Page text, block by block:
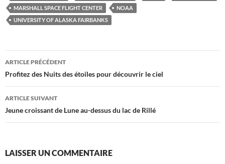
MARSHALL SPACE FLIGHT CENTER
NOAA
UNIVERSITY OF ALASKA FAIRBANKS
Navigation
des
articles
ARTICLE PRÉCÉDENT
Profitez des Nuits des étoiles pour découvrir le ciel
ARTICLE SUIVANT
Jeune croissant de Lune au-dessus du lac de Rillé
LAISSER UN COMMENTAIRE